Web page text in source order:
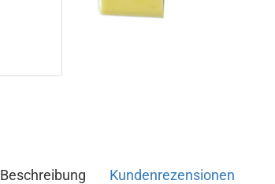
Beschreibung Kundenrezensionen